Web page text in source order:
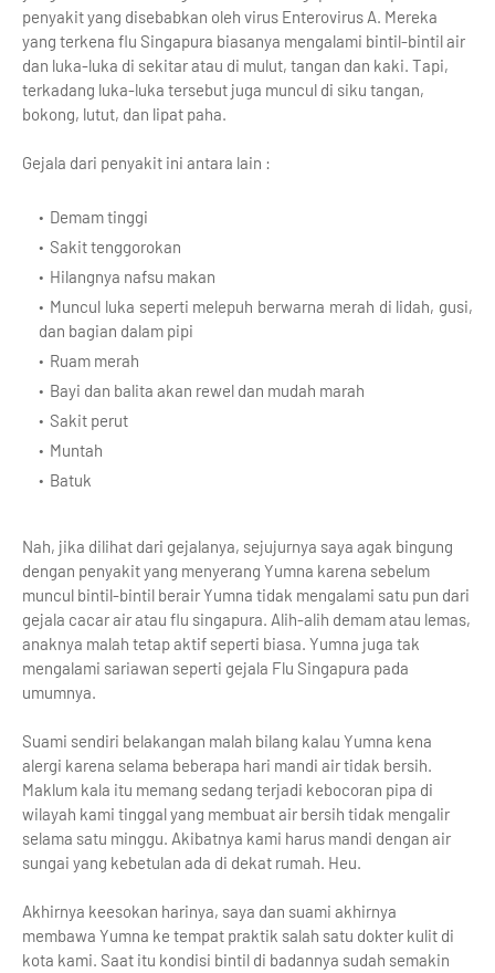
penyakit yang disebabkan oleh virus Enterovirus A. Mereka
yang terkena flu Singapura biasanya mengalami bintil-bintil air
dan luka-luka di sekitar atau di mulut, tangan dan kaki. Tapi,
terkadang luka-luka tersebut juga muncul di siku tangan,
bokong, lutut, dan lipat paha.
Gejala dari penyakit ini antara lain :
Demam tinggi
Sakit tenggorokan
Hilangnya nafsu makan
Muncul luka seperti melepuh berwarna merah di lidah, gusi,
dan bagian dalam pipi
Ruam merah
Bayi dan balita akan rewel dan mudah marah
Sakit perut
Muntah
Batuk
Nah, jika dilihat dari gejalanya, sejujurnya saya agak bingung
dengan penyakit yang menyerang Yumna karena sebelum
muncul bintil-bintil berair Yumna tidak mengalami satu pun dari
gejala cacar air atau flu singapura. Alih-alih demam atau lemas,
anaknya malah tetap aktif seperti biasa. Yumna juga tak
mengalami sariawan seperti gejala Flu Singapura pada
umumnya.
Suami sendiri belakangan malah bilang kalau Yumna kena
alergi karena selama beberapa hari mandi air tidak bersih.
Maklum kala itu memang sedang terjadi kebocoran pipa di
wilayah kami tinggal yang membuat air bersih tidak mengalir
selama satu minggu. Akibatnya kami harus mandi dengan air
sungai yang kebetulan ada di dekat rumah. Heu.
Akhirnya keesokan harinya, saya dan suami akhirnya
membawa Yumna ke tempat praktik salah satu dokter kulit di
kota kami. Saat itu kondisi bintil di badannya sudah semakin